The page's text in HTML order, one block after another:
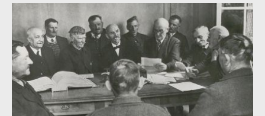
#ASSURANCE #BANQUE
#BOUTEILLE À LA MER #BUSINESS
#CAMPAGNE MÉDIA
#CHIFFRES DE LA SEMAINE